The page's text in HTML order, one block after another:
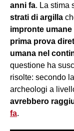
anni fa. La stima
strati di argilla
impronte umane
prima prova
umana nel
questione ha
risolte: secondo
archeologi a
avrebbero
fa.